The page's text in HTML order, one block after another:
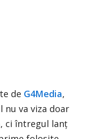
de G4Media,
nu va viza doar
ci întregul lanț